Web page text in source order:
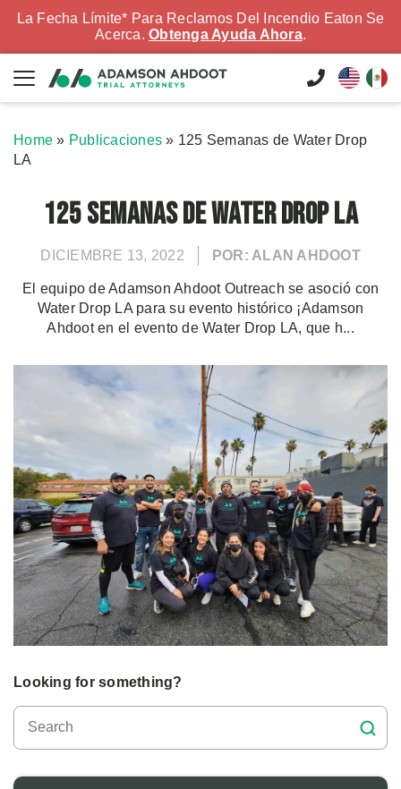
La Fecha Límite* Para Reclamos Del Incendio Eaton Se
Acerca. Obtenga Ayuda Ahora.
Home » Publicaciones » 125 Semanas de Water Drop
LA
125 Semanas de Water Drop LA
DICIEMBRE 13, 2022 POR: ALAN AHDOOT
El equipo de Adamson Ahdoot Outreach se asoció con
Water Drop LA para su evento histórico ¡Adamson
Ahdoot en el evento de Water Drop LA, que h...
Looking for something?